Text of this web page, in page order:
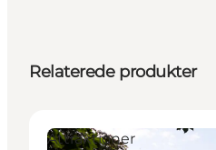
Relaterede produkter
Attraktioner